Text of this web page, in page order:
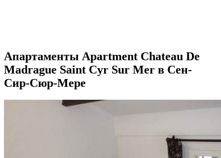
Апартаменты Apartment Chateau De
Madrague Saint Cyr Sur Mer в Сен-
Сир-Сюр-Мере